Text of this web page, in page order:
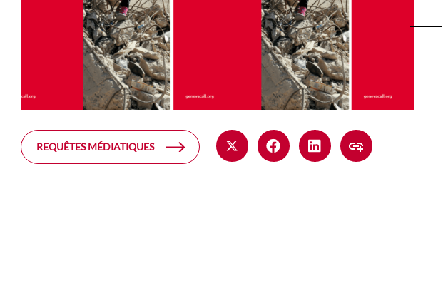
REQUÊTES MÉDIATIQUES